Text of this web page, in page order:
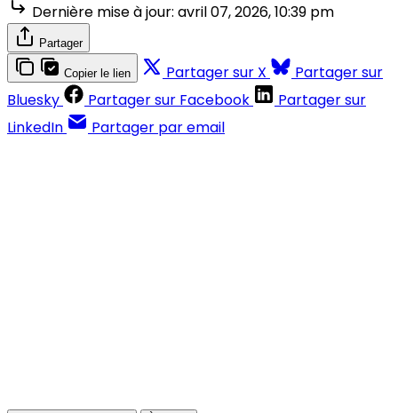
Dernière mise à jour: avril 07, 2026, 10:39 pm
Partager
Copier le lien Partager sur X
Partager sur
Bluesky
Partager sur Facebook
Partager sur
LinkedIn
Partager par email